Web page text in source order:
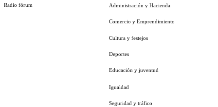
Radio fórum Administración y Hacienda
Comercio y Emprendimiento
Cultura y festejos
Deportes
Educación y juventud
Igualdad
Seguridad y tráfico